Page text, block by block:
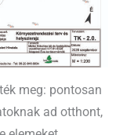
meg: pontosan
ad otthont,